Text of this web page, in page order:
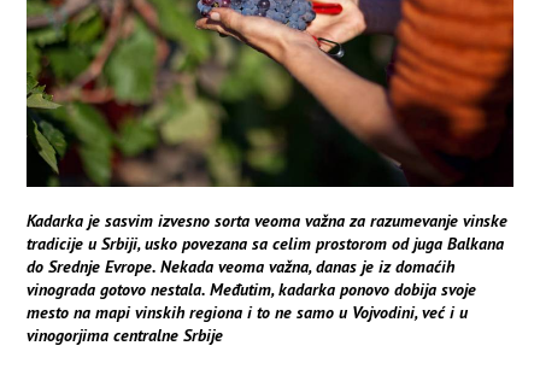
Kadarka je sasvim izvesno sorta veoma važna za razumevanje vinske
tradicije u Srbiji, usko povezana sa celim prostorom od juga Balkana
do Srednje Evrope. Nekada veoma važna, danas je iz domaćih
vinograda gotovo nestala. Međutim, kadarka ponovo dobija svoje
mesto na mapi vinskih regiona i to ne samo u Vojvodini, već i u
vinogorjima centralne Srbije